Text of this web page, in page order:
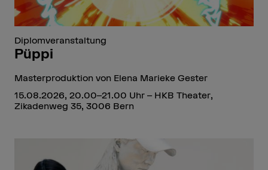
Diplomveranstaltung
Püppi
Masterproduktion von Elena Marieke Gester
15.08.2026, 20.00–21.00 Uhr – HKB Theater,
Zikadenweg 35, 3006 Bern